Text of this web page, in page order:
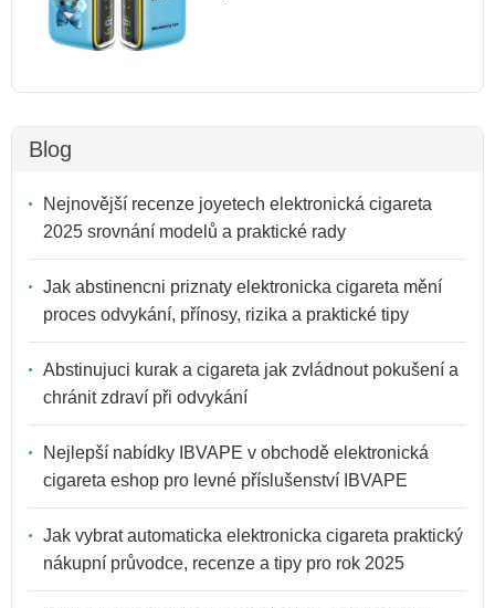
Blog
Nejnovější recenze joyetech elektronická cigareta
2025 srovnání modelů a praktické rady
Jak abstinencni priznaty elektronicka cigareta mění
proces odvykání, přínosy, rizika a praktické tipy
Abstinujuci kurak a cigareta jak zvládnout pokušení a
chránit zdraví při odvykání
Nejlepší nabídky IBVAPE v obchodě elektronická
cigareta eshop pro levné příslušenství IBVAPE
Jak vybrat automaticka elektronicka cigareta praktický
nákupní průvodce, recenze a tipy pro rok 2025